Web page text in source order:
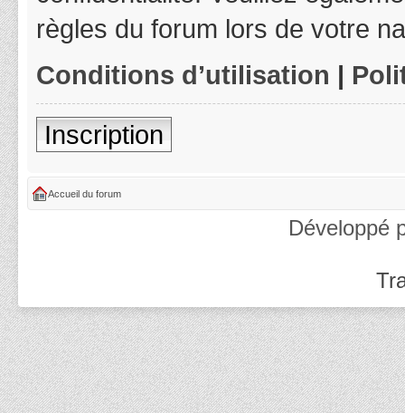
règles du forum lors de votre
Conditions d’utilisation |
Inscription
Accueil du forum
Développé